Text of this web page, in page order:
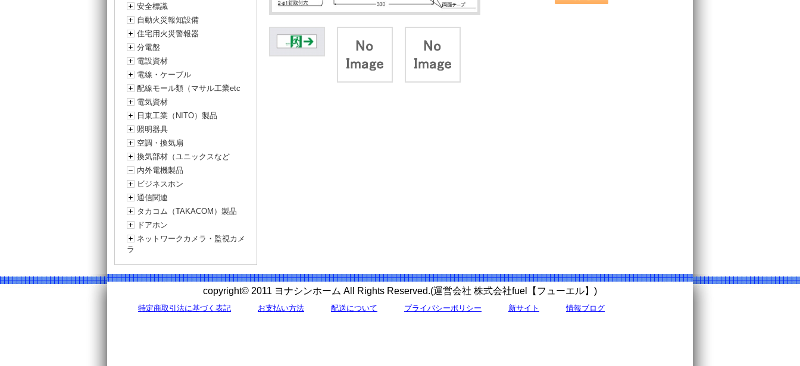
安全標識
自動火災報知設備
住宅用火災警報器
分電盤
電設資材
電線・ケーブル
配線モール類（マサル工業etc
電気資材
日東工業（NITO）製品
照明器具
空調・換気扇
換気部材（ユニックスなど
内外電機製品
ビジネスホン
通信関連
タカコム（TAKACOM）製品
ドアホン
ネットワークカメラ・監視カメ
ラ
copyright© 2011 ヨナシンホーム All Rights Reserved.(運営会社 株式会社fuel【フューエル】)
特定商取引法に基づく表記 お支払い方法 配送について プライバシーポリシー 新サイト 情報ブログ